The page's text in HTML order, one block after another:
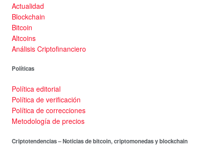
Actualidad
Blockchain
Bitcoin
Altcoins
Análisis Criptofinanciero
Políticas
Política editorial
Política de verificación
Política de correcciones
Metodología de precios
Criptotendencias – Noticias de bitcoin, criptomonedas y blockchain